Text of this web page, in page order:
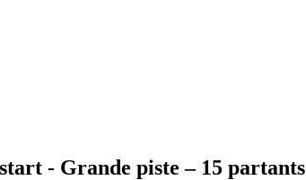
- Grande piste – 15 partants